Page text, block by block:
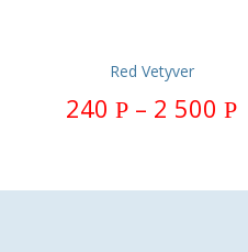
Red Vetyver
240 Р – 2 500 Р